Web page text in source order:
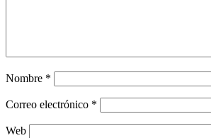
Nombre *
Correo electrónico *
Web